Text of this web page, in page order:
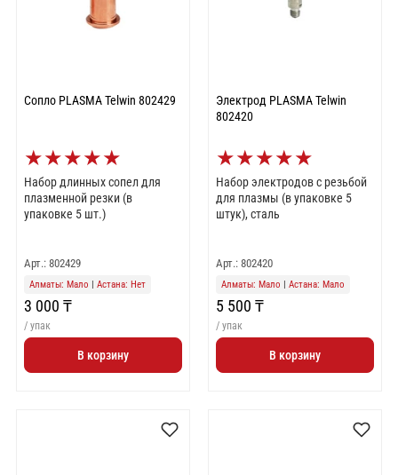
Сопло PLASMA Telwin 802429
★★★★★
Набор длинных сопел для
плазменной резки (в
упаковке 5 шт.)
Арт.: 802429
Алматы: Мало Астана: Нет
3 000 ₸
/ упак
В корзину
Электрод PLASMA Telwin
802420
★★★★★
Набор электродов с резьбой
для плазмы (в упаковке 5
штук), сталь
Арт.: 802420
Алматы: Мало Астана: Мало
5 500 ₸
/ упак
В корзину